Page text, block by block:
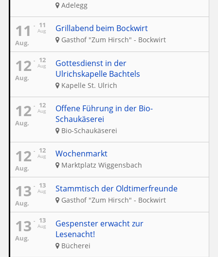
Adelegg
11
Aug
11
Aug.
Grillabend beim Bockwirt
Gasthof "Zum Hirsch" - Bockwirt
12
Aug
12
Aug.
Gottesdienst in der
Ulrichskapelle Bachtels
Kapelle St. Ulrich
12
Aug
12
Aug.
Offene Führung in der Bio-
Schaukäserei
Bio-Schaukäserei
12
Aug
12
Aug.
Wochenmarkt
Marktplatz Wiggensbach
13
Aug
13
Aug.
Stammtisch der Oldtimerfreunde
Gasthof "Zum Hirsch" - Bockwirt
13
Aug
13
Aug.
Gespenster erwacht zur
Lesenacht!
Bücherei